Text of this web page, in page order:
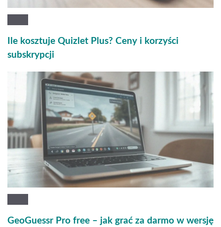
Ile kosztuje Quizlet Plus? Ceny i korzyści
subskrypcji
GeoGuessr Pro free – jak grać za darmo w wersję